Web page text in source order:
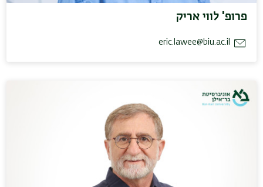
פרופ' לווי אריק
eric.lawee@biu.ac.il